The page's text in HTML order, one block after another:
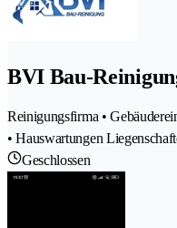
BVI Bau-
Reinigungsfirma •
• Hauswartungen
Geschlossen